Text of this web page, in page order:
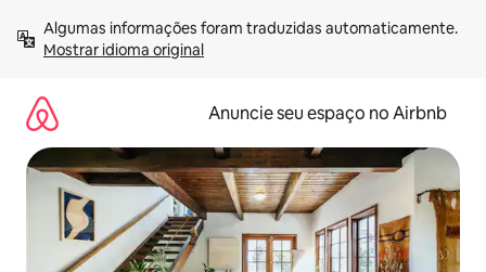
para
Mostrar idioma original
Anuncie seu espaço no Airbnb